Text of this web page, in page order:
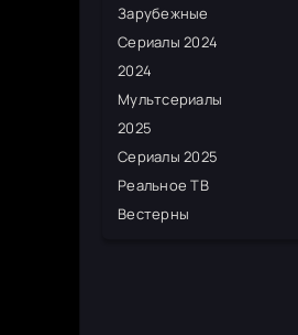
Зарубежные
Сериалы 2024
2024
Мультсериалы
2025
Сериалы 2025
Реальное ТВ
Вестерны